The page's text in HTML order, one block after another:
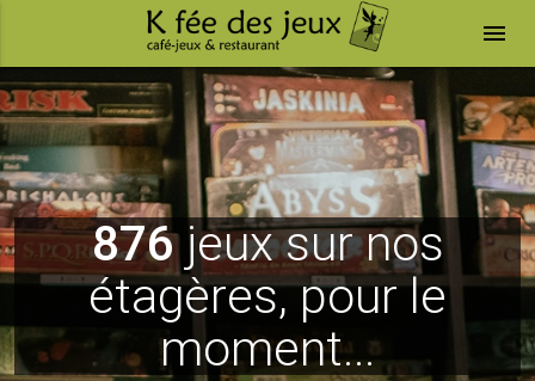
menu
876jeux sur nos
étagères, pour le
moment...